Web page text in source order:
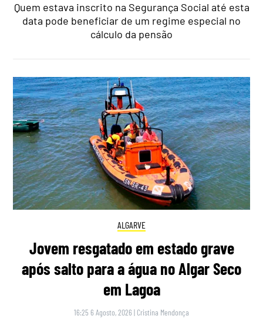
Quem estava inscrito na Segurança Social até esta
data pode beneficiar de um regime especial no
cálculo da pensão
ALGARVE
Jovem resgatado em estado grave
após salto para a água no Algar Seco
em Lagoa
16:25 6 Agosto, 2026 | Cristina Mendonça